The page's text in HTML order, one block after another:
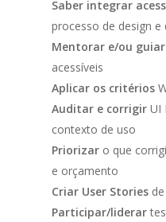
Saber integrar
processo de design
Mentorar e/ou
acessíveis
Aplicar os critérios
Auditar e corrigirUI
contexto de uso
Priorizaro que
e orçamento
Criar User Storiesde
Participar/liderar